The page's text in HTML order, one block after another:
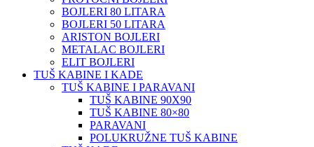
BOJLERI 80 LITARA
BOJLERI 50 LITARA
ARISTON BOJLERI
METALAC BOJLERI
ELIT BOJLERI
TUŠ KABINE I KADE
TUŠ KABINE I PARAVANI
TUŠ KABINE 90X90
TUŠ KABINE 80×80
PARAVANI
POLUKRUŽNE TUŠ KABINE